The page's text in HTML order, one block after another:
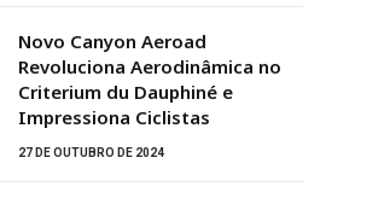
Novo Canyon Aeroad
Revoluciona Aerodinâmica no
Criterium du Dauphiné e
Impressiona Ciclistas
27 DE OUTUBRO DE 2024